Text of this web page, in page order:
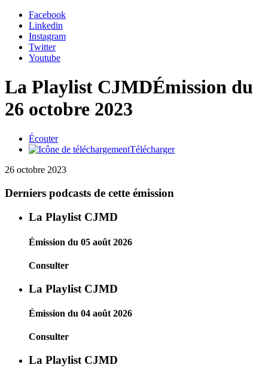
Facebook
Linkedin
Instagram
Twitter
Youtube
La Playlist CJMDÉmission du
26 octobre 2023
Écouter
Télécharger
26 octobre 2023
Derniers podcasts de cette émission
La Playlist CJMD
Émission du 05 août 2026
Consulter
La Playlist CJMD
Émission du 04 août 2026
Consulter
La Playlist CJMD